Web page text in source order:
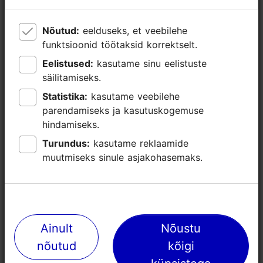
Taktiilsed hoiatuskivid
Lähedalasuvad kohad
Nõutud:
funktsioonid töötaksid korrektselt.
Eelistused:
säilitamiseks.
Statistika:
parendamiseks ja kasutuskogemuse
hindamiseks.
Turundus:
muutmiseks sinule asjakohasemaks.
Ainult
nõutud
Nõustu
kõigi
Nõutud:
funktsioonid töötaksid korrektselt.
Eelistused:
säilitamiseks.
Statistika:
parendamiseks ja kasutuskogemuse
hindamiseks.
Turundus:
muutmiseks sinule asjakohasemaks.
Ainult
nõutud
Nõustu
kõigi